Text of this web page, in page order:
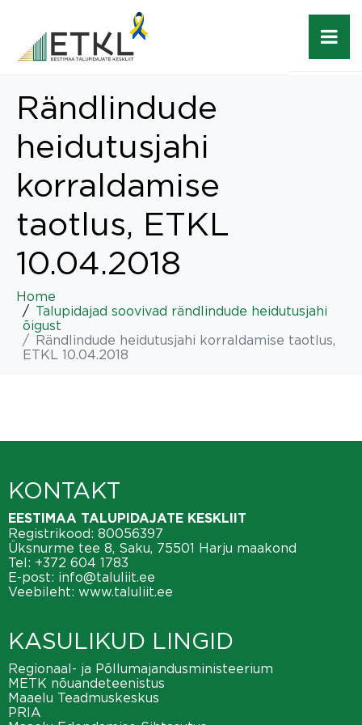
Rändlindude
heidutusjahi
korraldamise
taotlus, ETKL
10.04.2018
Home
Talupidajad soovivad rändlindude heidutusjahi
õigust
Rändlindude heidutusjahi korraldamise taotlus,
ETKL 10.04.2018
KONTAKT
EESTIMAA TALUPIDAJATE KESKLIIT
Registrikood: 80056397
Üksnurme tee 8, Saku, 75501 Harju maakond
Tel: +372 604 1783
E-post: info@taluliit.ee
Veebileht: www.taluliit.ee
KASULIKUD LINGID
Regionaal- ja Põllumajandusministeerium
METK nõuandeteenistus
Maaelu Teadmuskeskus
PRIA